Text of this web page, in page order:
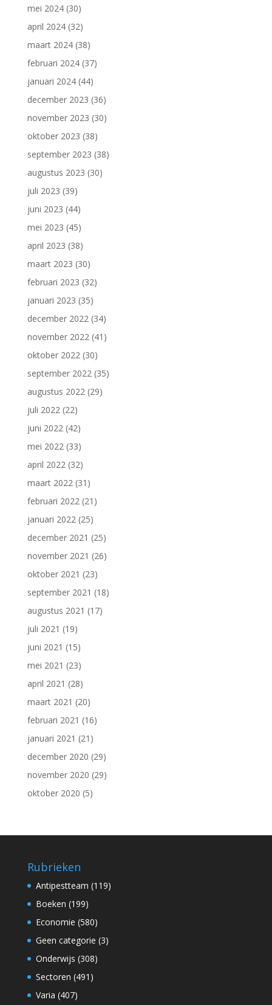
mei 2024(30)
april 2024(32)
maart 2024(38)
februari 2024(37)
januari 2024(44)
december 2023 (36)
november 2023 (30)
oktober 2023 (38)
september 2023 (38)
augustus 2023 (30)
juli 2023 (39)
juni 2023 (44)
mei 2023 (45)
april 2023 (38)
maart 2023 (30)
februari 2023 (32)
januari 2023 (35)
december 2022(34)
november 2022(41)
oktober 2022(30)
september 2022(35)
augustus 2022(29)
juli 2022(22)
juni 2022(42)
mei 2022(33)
april 2022(32)
maart 2022(31)
februari 2022(21)
januari 2022(25)
december 2021 (25)
november 2021 (26)
oktober 2021 (23)
september 2021 (18)
augustus 2021 (17)
juli 2021 (19)
juni 2021 (15)
mei 2021 (23)
april 2021 (28)
maart 2021 (20)
februari 2021 (16)
januari 2021 (21)
december 2020 (29)
november 2020 (29)
oktober 2020 (5)
Rubrieken
Antipestteam (119)
Boeken (199)
Economie (580)
Geen categorie (3)
Onderwijs (308)
Sectoren (491)
Varia (407)